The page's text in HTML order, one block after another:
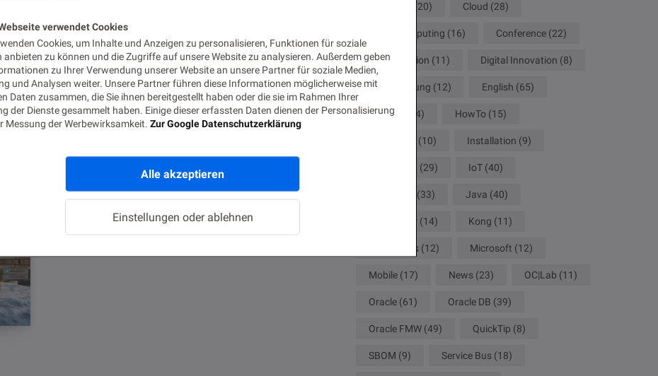
verwendet Cookies
Cookies, um Inhalte und Anzeigen zu personalisieren, Funktionen für soziale
anbieten zu können und die Zugriffe auf unsere Website zu analysieren. Außerdem geben
zu Ihrer Verwendung unserer Website an unsere Partner für soziale Medien,
und Analysen weiter. Unsere Partner führen diese Informationen möglicherweise mit
Daten zusammen, die Sie ihnen bereitgestellt haben oder die sie im Rahmen Ihrer
der Dienste gesammelt haben. Einige dieser erfassten Daten dienen der Personalisierung
Messung der Werbewirksamkeit. Zur Google Datenschutzerklärung
Alle akzeptieren
Einstellungen oder ablehnen
is; now you’ll see some examples of its use. Use
your production system makes use of a Postgres
typically set up an in-memory database like H2 to back
(20) Cloud (28)
Cloud Computing (16) Conference (22)
Configuration (11) Digital Innovation (8)
Digitalisierung (12) English (65)
German (34) HowTo (15)
(10) Installation (9)
(29) IoT (40)
(33) Java (40)
JDeveloper (14) Kong (11)
Kubernetes (12) Microsoft (12)
Mobile (17) News (23) OC|Lab (11)
Oracle (61) Oracle DB (39)
Oracle FMW (49) QuickTip (8)
SBOM (9) Service Bus (18)